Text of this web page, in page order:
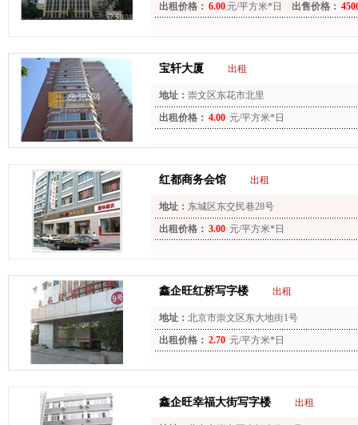
出租价格： 6.00 元/平方米*日 出售价格：
宝轩大厦 出租
地址： 崇文区东花市北里
出租价格： 4.00 元/平方米*日
红都商务会馆 出租
地址： 东城区东交民巷28号
出租价格： 3.00 元/平方米*日
鑫企旺红桥写字楼 出租
地址： 北京市崇文区东大地街1号
出租价格： 2.70 元/平方米*日
鑫企旺幸福大街写字楼 出租